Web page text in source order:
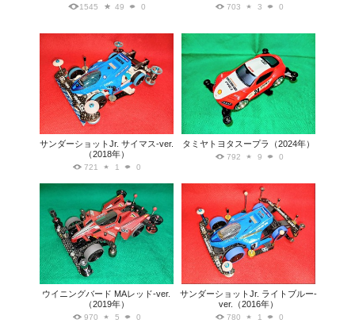
1545 49 0 703 3 0
サンダーショットJr. サイマス-ver.
（2018年）
721 1 0
タミヤトヨタスープラ（2024年）
792 9 0
ウイニングバード MAレッド-ver.
（2019年）
970 5 0
サンダーショットJr. ライトブルー-
ver.（2016年）
780 1 0